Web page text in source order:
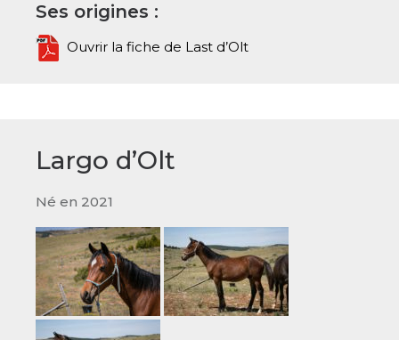
Ses origines :
Ouvrir la fiche de Last d’Olt
Largo d’Olt
Né en 2021